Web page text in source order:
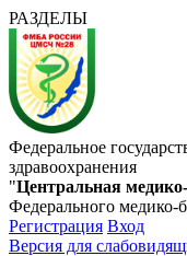
РАЗДЕЛЫ
Федеральное
здравоохранения
"Центральная
Федерального медико-
Регистрация Вход
Версия для